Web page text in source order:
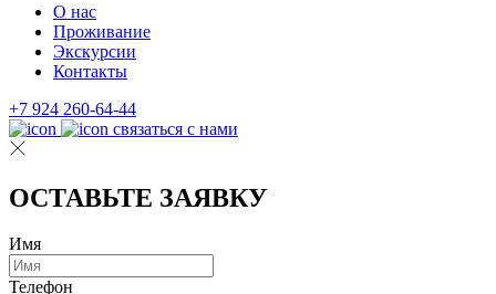
О нас
Проживание
Экскурсии
Контакты
+7 924 260-64-44
связаться с нами
ОСТАВЬТЕ ЗАЯВКУ
Имя
Телефон